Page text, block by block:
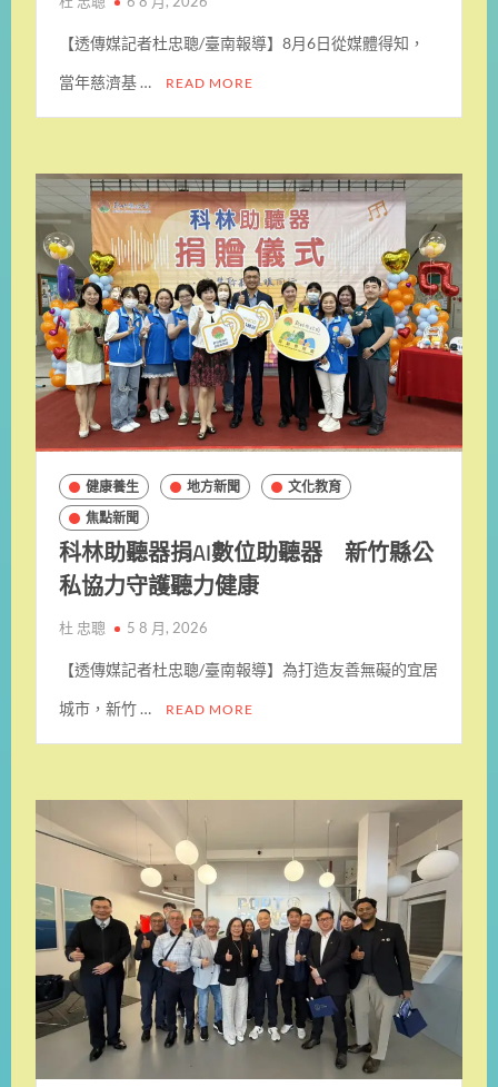
【透傳媒記者杜忠聰/臺南報導】8月6日從媒體得知，
當年慈濟基 … READ MORE
健康養生 地方新聞
文化教育
焦點新聞
科林助聽器捐AI數位助聽器 新竹縣公
私協力守護聽力健康
杜 忠聰 5 8 月, 2026
【透傳媒記者杜忠聰/臺南報導】為打造友善無礙的宜居
城市，新竹 … READ MORE